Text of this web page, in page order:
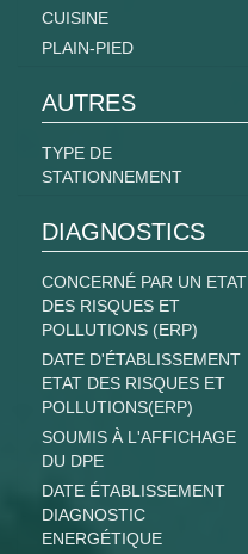
CUISINE
PLAIN-PIED
AUTRES
TYPE DE
STATIONNEMENT
DIAGNOSTICS
CONCERNÉ PAR UN ETAT
DES RISQUES ET
POLLUTIONS (ERP)
DATE D'ÉTABLISSEMENT
ETAT DES RISQUES ET
POLLUTIONS(ERP)
SOUMIS À L'AFFICHAGE
DU DPE
DATE ÉTABLISSEMENT
DIAGNOSTIC
ENERGÉTIQUE